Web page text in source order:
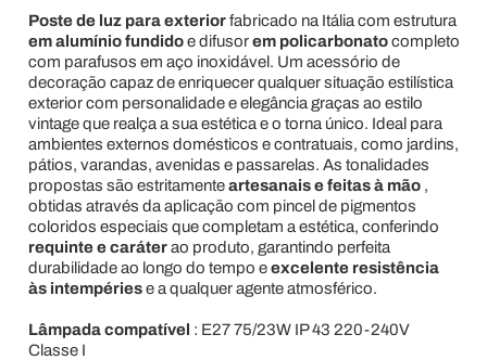
Poste de luz para exteriorfabricado na Itália com estrutura
em alumínio fundidoe difusorem policarbonatocompleto
com parafusos em aço inoxidável. Um acessório de
decoração capaz de enriquecer qualquer situação estilística
exterior com personalidade e elegância graças ao estilo
vintage que realça a sua estética e o torna único. Ideal para
ambientes externos domésticos e contratuais, como jardins,
pátios, varandas, avenidas e passarelas. As tonalidades
propostas são estritamenteartesanais e feitas à mão,
obtidas através da aplicação com pincel de pigmentos
coloridos especiais que completam a estética, conferindo
requinte e caráterao produto, garantindo perfeita
durabilidade ao longo do tempo eexcelente resistência
às intempériese a qualquer agente atmosférico.
Lâmpada compatível : E27 75/23W IP 43 220-240V
Classe I